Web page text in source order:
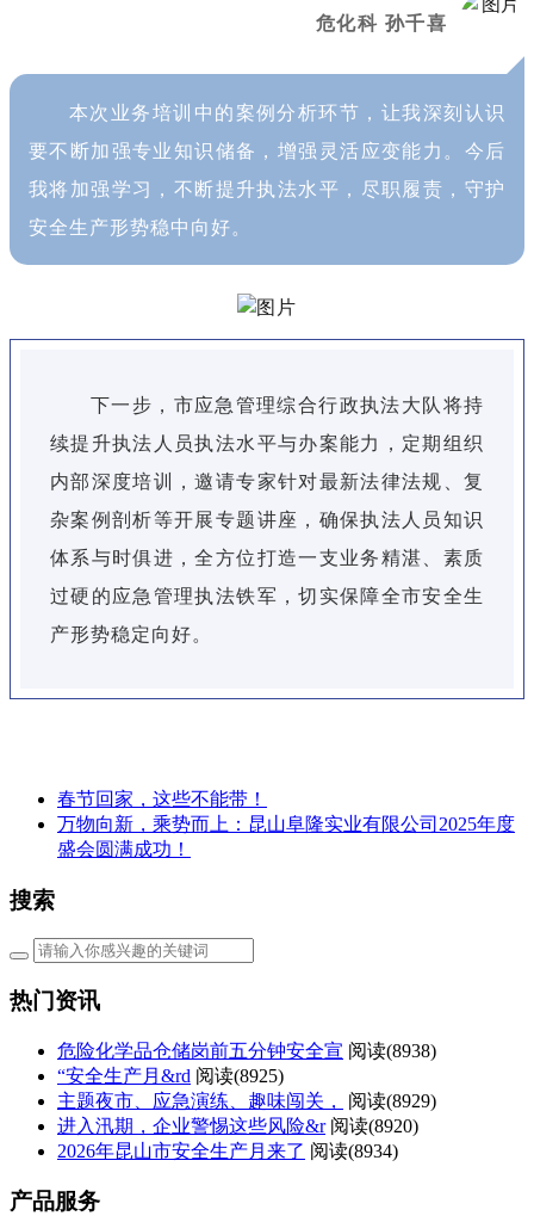
危化科 孙千喜
本次业务培训中的案例分析环节，让我深刻认识
要不断加强专业知识储备，增强灵活应变能力。今后
我将加强学习，不断提升执法水平，尽职履责，守护
安全生产形势稳中向好。
下一步，市应急管理综合行政执法大队将持
续提升执法人员执法水平与办案能力，定期组织
内部深度培训，邀请专家针对最新法律法规、复
杂案例剖析等开展专题讲座，确保执法人员知识
体系与时俱进，全方位打造一支业务精湛、素质
过硬的应急管理执法铁军，切实保障全市安全生
产形势稳定向好。
春节回家，这些不能带！
万物向新，乘势而上：昆山阜隆实业有限公司2025年度
盛会圆满成功！
搜索
热门资讯
危险化学品仓储岗前五分钟安全宣 阅读(8938)
“安全生产月&rd 阅读(8925)
主题夜市、应急演练、趣味闯关，
阅读(8929)
进入汛期，企业警惕这些风险&r 阅读(8920)
2026年昆山市安全生产月来了 阅读(8934)
产品服务